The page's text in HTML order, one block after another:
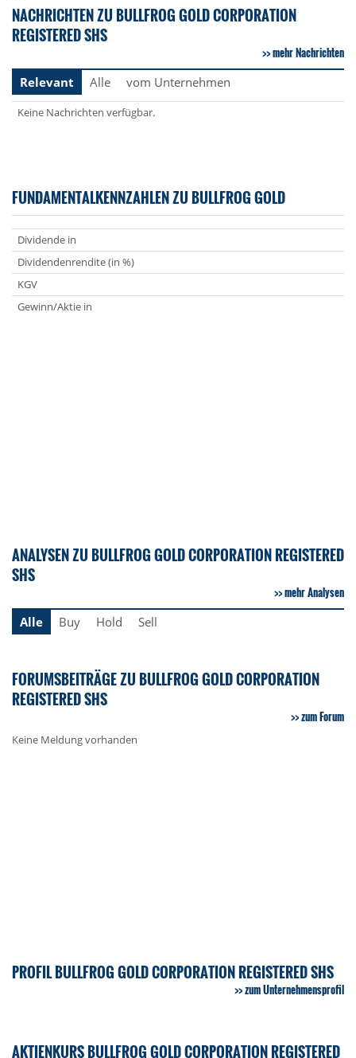
NACHRICHTEN ZU BULLFROG GOLD CORPORATION
REGISTERED SHS
mehr Nachrichten
Relevant
Alle vom Unternehmen
Keine Nachrichten verfügbar.
FUNDAMENTALKENNZAHLEN ZU BULLFROG GOLD
Dividende in
Dividendenrendite (in %)
KGV
Gewinn/Aktie in
ANALYSEN ZU BULLFROG GOLD CORPORATION REGISTERED
SHS
mehr Analysen
Alle
Buy Hold Sell
FORUMSBEITRÄGE ZU BULLFROG GOLD CORPORATION
REGISTERED SHS
zum Forum
Keine Meldung vorhanden
PROFIL BULLFROG GOLD CORPORATION REGISTERED SHS
zum Unternehmensprofil
AKTIENKURS BULLFROG GOLD CORPORATION REGISTERED